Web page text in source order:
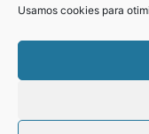
Usamos cookies para